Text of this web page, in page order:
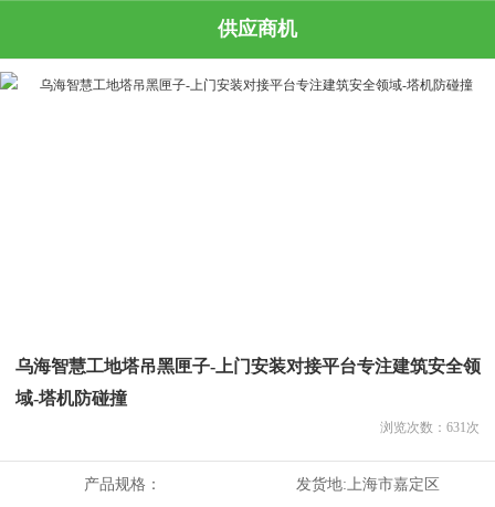
供应商机
乌海智慧工地塔吊黑匣子-上门安装对接平台专注建筑安全领
域-塔机防碰撞
浏览次数： 631 次
产品规格： 发货地:上海市嘉定区